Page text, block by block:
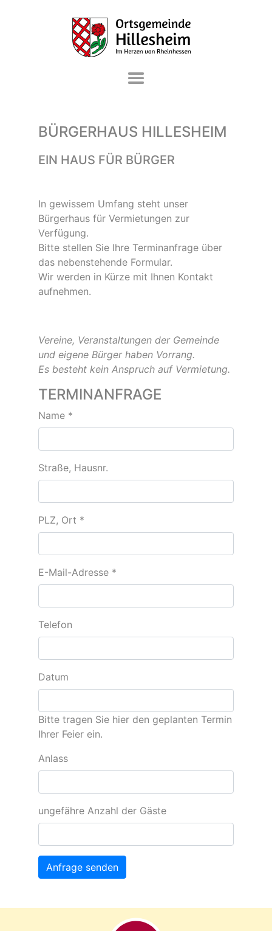
VERWALTUNG & SERVICE
LEBEN & WOHNEN
WIRTSCHAFT & GEWERBE
BÜRGERHAUS HILLESHEIM
EIN HAUS FÜR BÜRGER
In gewissem Umfang steht unser
Bürgerhaus für Vermietungen zur
Verfügung.
Bitte stellen Sie Ihre Terminanfrage über
das nebenstehende Formular.
Wir werden in Kürze mit Ihnen Kontakt
aufnehmen.
Vereine, Veranstaltungen der Gemeinde
und eigene Bürger haben Vorrang.
Es besteht kein Anspruch auf Vermietung.
TERMINANFRAGE
Name *
Straße, Hausnr.
PLZ, Ort *
E-Mail-Adresse *
Telefon
Datum
Bitte tragen Sie hier den geplanten Termin
Ihrer Feier ein.
Anlass
ungefähre Anzahl der Gäste
Anfrage senden